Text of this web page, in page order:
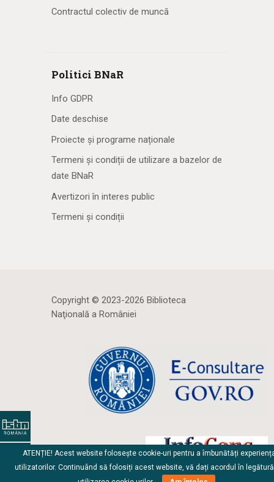
Contractul colectiv de muncă
Politici BNaR
Info GDPR
Date deschise
Proiecte și programe naționale
Termeni și condiții de utilizare a bazelor de
date BNaR
Avertizori în interes public
Termeni și condiții
Copyright © 2023-2026 Biblioteca
Naţională a României
ATENȚIE! Acest website folosește cookie-uri pentru a îmbunătăți
utilizatorilor. Continuând să folosiți acest website, vă dați acordul în